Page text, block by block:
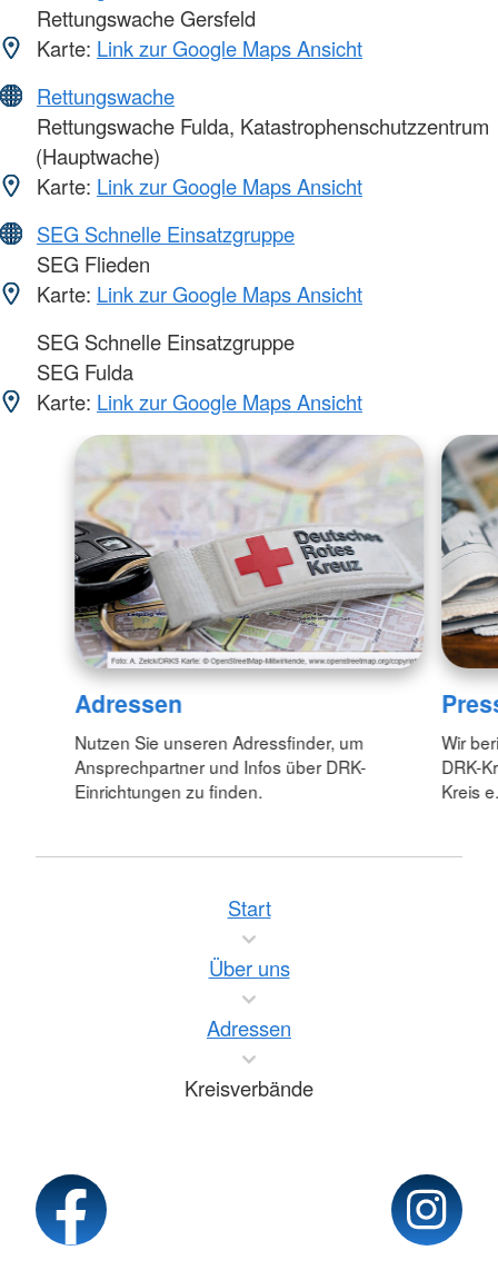
Rettungswache Gersfeld
Karte: Link zur Google Maps Ansicht
Rettungswache
Rettungswache Fulda, Katastrophenschutzzentrum
(Hauptwache)
Karte: Link zur Google Maps Ansicht
SEG Schnelle Einsatzgruppe
SEG Flieden
Karte: Link zur Google Maps Ansicht
SEG Schnelle Einsatzgruppe
SEG Fulda
Karte: Link zur Google Maps Ansicht
Adressen
Nutzen Sie unseren Adressfinder, um
Ansprechpartner und Infos über DRK-
Einrichtungen zu finden.
Wir
DRK-
Kreis
Start
Über uns
Adressen
Kreisverbände